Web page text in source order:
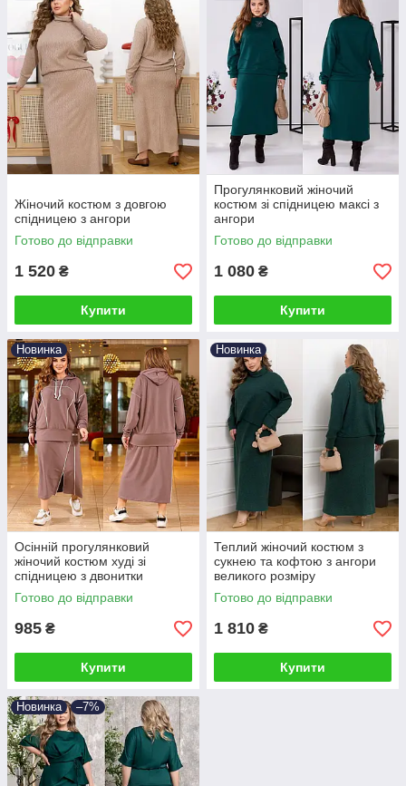
Жіночий костюм з довгою
спідницею з ангори
Готово до відправки
1 520 ₴
Купити
Прогулянковий жіночий
костюм зі спідницею максі з
ангори
Готово до відправки
1 080 ₴
Купити
Новинка
Осінній прогулянковий
жіночий костюм худі зі
спідницею з двонитки
великих розмірів
Готово до відправки
985 ₴
Купити
Новинка
Теплий жіночий костюм з
сукнею та кофтою з ангори
великого розміру
Готово до відправки
1 810 ₴
Купити
Новинка –7%